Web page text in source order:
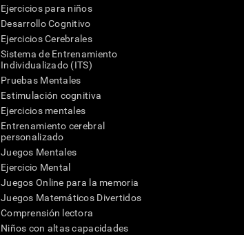
Ejercicios para niños
Desarrollo Cognitivo
Ejercicios Cerebrales
Sistema de Entrenamiento
Individualizado (ITS)
Pruebas Mentales
Estimulación cognitiva
Ejercicios mentales
Entrenamiento cerebral
personalizado
Juegos Mentales
Ejercicio Mental
Juegos Online para la memoria
Juegos Matemáticos Divertidos
Comprensión lectora
Niños con altas capacidades